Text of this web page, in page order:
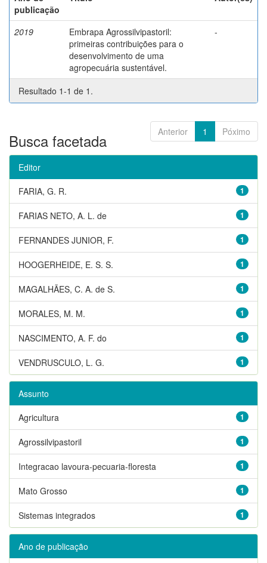
publicação
2019
Embrapa Agrossilvipastoril:
primeiras contribuições para o
desenvolvimento de uma
agropecuária sustentável.
-
Resultado 1-1 de 1.
Anterior 1 Póximo
Busca facetada
Editor
1
FARIA, G. R.
1
FARIAS NETO, A. L. de
1
FERNANDES JUNIOR, F.
1
HOOGERHEIDE, E. S. S.
1
MAGALHÃES, C. A. de S.
1
MORALES, M. M.
1
NASCIMENTO, A. F. do
1
VENDRUSCULO, L. G.
Assunto
1
Agricultura
1
Agrossilvipastoril
1
Integracao lavoura-pecuaria-floresta
1
Mato Grosso
1
Sistemas integrados
Ano de publicação